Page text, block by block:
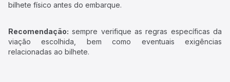
bilhete físico antes do embarque.
Recomendação: sempre verifique as regras específicas da
viação escolhida, bem como eventuais exigências
relacionadas ao bilhete.